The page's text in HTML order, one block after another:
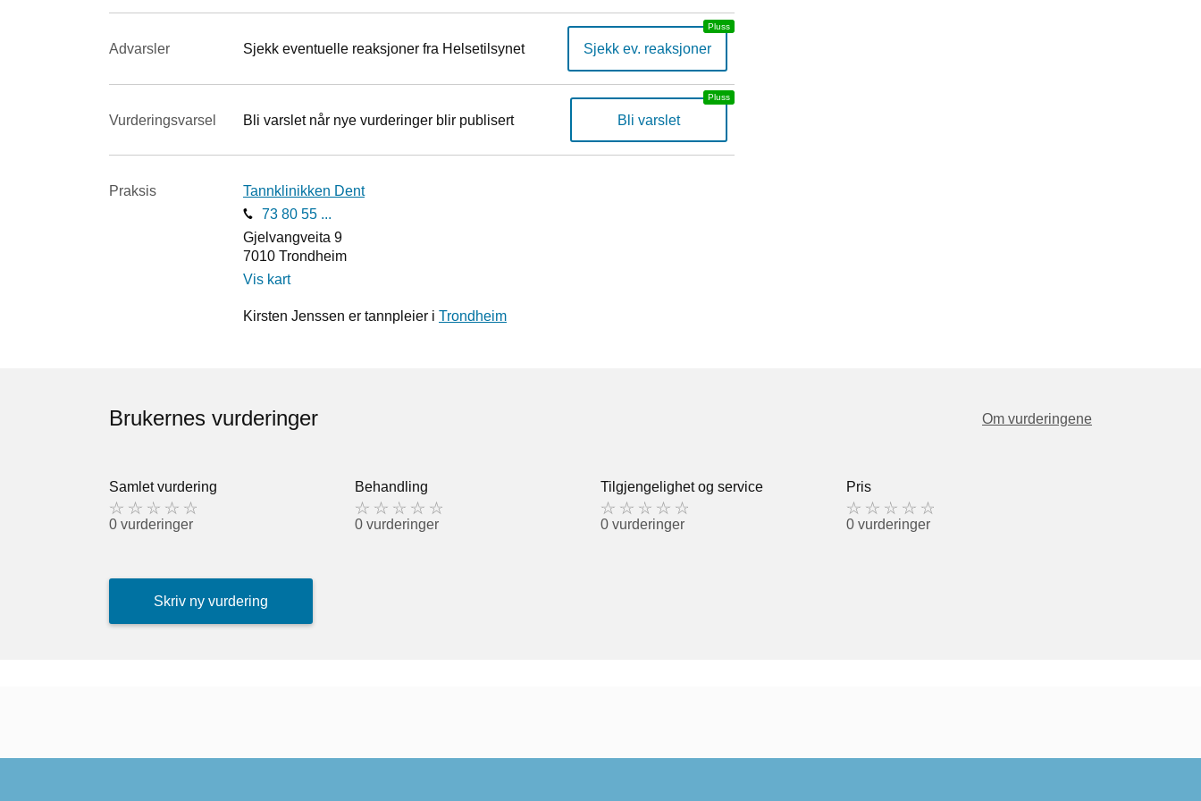
Advarsler Sjekk eventuelle reaksjoner fra Helsetilsynet Sjekk ev. reaksjoner
Vurderings­varsel Bli varslet når nye vurderinger blir publisert Bli varslet
Praksis
Tannklinikken Dent
73 80 55 ...
Gjelvangveita 9
7010 Trondheim
Vis kart
Kirsten Jenssen er tannpleier i Trondheim
Brukernes vurderinger Om vurderingene
Samlet vurdering
0 vurderinger
Behandling
0 vurderinger
Tilgjengelighet og service
0 vurderinger
Pris
0 vurderinger
Skriv ny vurdering